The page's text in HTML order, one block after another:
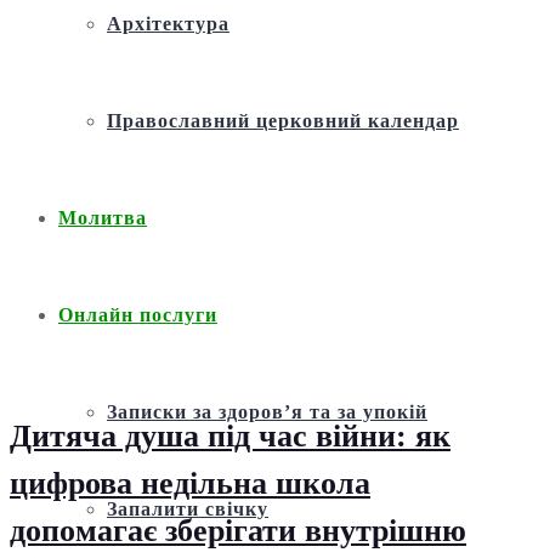
Архітектура
Православний церковний календар
Молитва
Онлайн послуги
Записки за здоров’я та за упокій
Запалити свічку
Дитяча душа під час війни: як
цифрова недільна школа
допомагає зберігати внутрішню